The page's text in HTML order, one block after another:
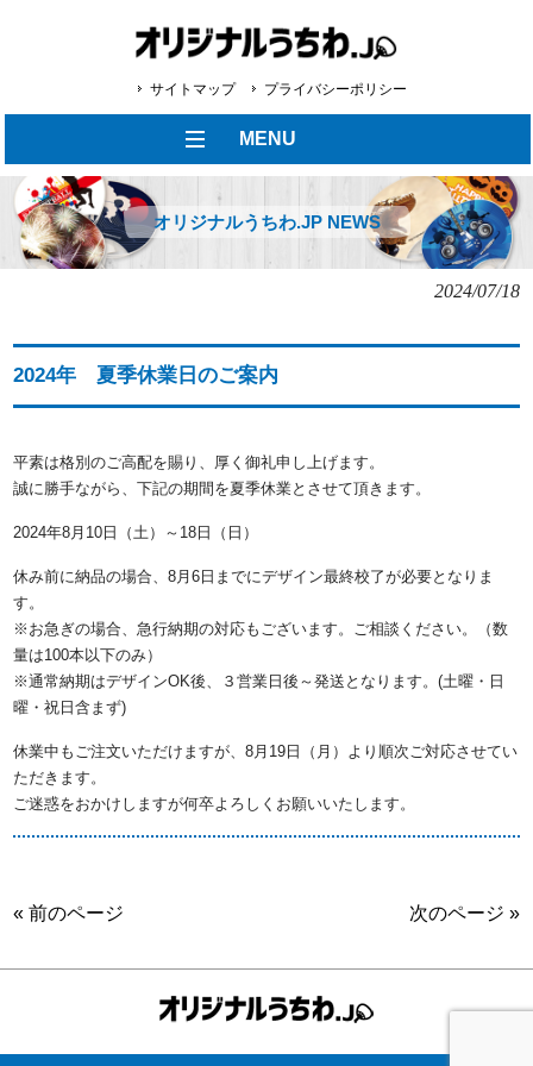
サイトマップ プライバシーポリシー
MENU
オリジナルうちわ.JP NEWS
2024/07/18
2024年 夏季休業日のご案内
平素は格別のご高配を賜り、厚く御礼申し上げます。
誠に勝手ながら、下記の期間を夏季休業とさせて頂きます。
2024年8月10日（土）～18日（日）
休み前に納品の場合、8月6日までにデザイン最終校了が必要となりま
す。
※お急ぎの場合、急行納期の対応もございます。ご相談ください。（数
量は100本以下のみ）
※通常納期はデザインOK後、３営業日後～発送となります。(土曜・日
曜・祝日含まず)
休業中もご注文いただけますが、8月19日（月）より順次ご対応させてい
ただきます。
ご迷惑をおかけしますが何卒よろしくお願いいたします。
« 前のページ 次のページ »